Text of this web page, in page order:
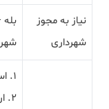
نیاز به مجوز
شهرداری
۱. استعلام از شهرداری
۲. ارائه سند و نقشه‌ها